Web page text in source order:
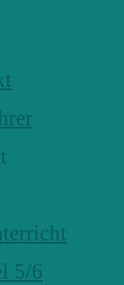
5/6